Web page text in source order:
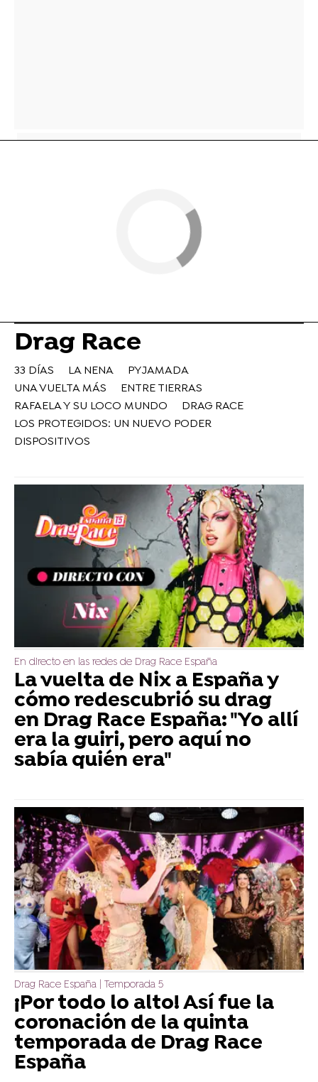
Drag Race
33 DÍAS LA NENA
PYJAMADA
UNA VUELTA MÁS
ENTRE TIERRAS
RAFAELA Y SU LOCO MUNDO
DRAG RACE
LOS PROTEGIDOS: UN NUEVO PODER
DISPOSITIVOS
En directo en las redes de Drag Race España
La vuelta de Nix a España y
cómo redescubrió su drag
en Drag Race España: "Yo allí
era la guiri, pero aquí no
sabía quién era"
Drag Race España | Temporada 5
¡Por todo lo alto! Así fue la
coronación de la quinta
temporada de Drag Race
España